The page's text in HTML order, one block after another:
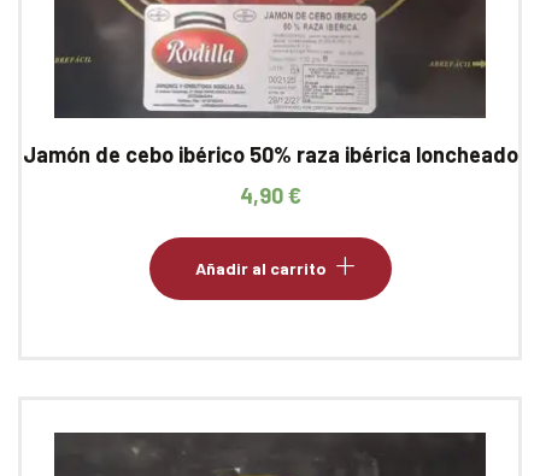
Jamón de cebo ibérico 50% raza ibérica loncheado
4,90€
Añadir al carrito